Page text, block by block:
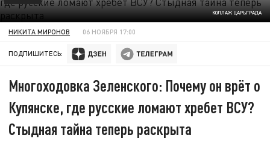
КОЛЛАЖ ЦАРЬГРАДА
НИКИТА МИРОНОВ 06 НОЯБРЯ 17:00
ПОДПИШИТЕСЬ:
Многоходовка Зеленского: Почему он врёт о
Купянске, где русские ломают хребет ВСУ?
Стыдная тайна теперь раскрыта